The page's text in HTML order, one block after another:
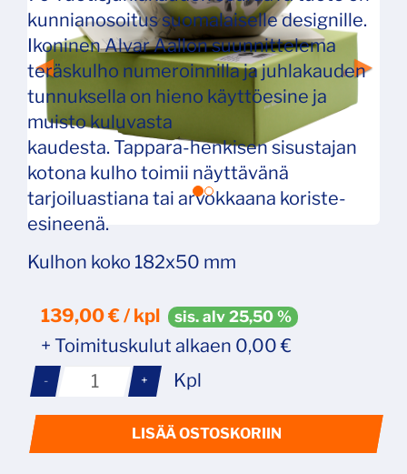
kunnianosoitus suomalaiselle designille.
Ikoninen Alvar Aallon suunnittelema
teräskulho numeroinnilla ja juhlakauden
tunnuksella on hieno käyttöesine ja
muisto kuluvasta
kaudesta. Tappara‑henkisen sisustajan
kotona kulho toimii näyttävänä
tarjoiluastiana tai arvokkaana koriste-
esineenä.
Kulhon koko 182x50 mm
139,00 € / kpl sis. alv 25,50 %
+ Toimituskulut alkaen 0,00 €
- + Kpl
LISÄÄ OSTOSKORIIN